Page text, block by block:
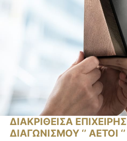
ΔΙΑΚΡΙΘΕΙΣΑ
ΔΙΑΓΩΝΙΣΜΟΥ ‘’ ΑΕΤΟΙ ‘’